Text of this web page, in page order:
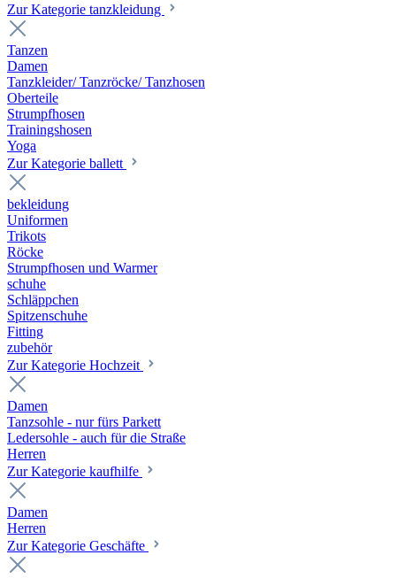
Zur Kategorie tanzkleidung
Tanzen
Damen
Tanzkleider/ Tanzröcke/ Tanzhosen
Oberteile
Strumpfhosen
Trainingshosen
Yoga
Zur Kategorie ballett
bekleidung
Uniformen
Trikots
Röcke
Strumpfhosen und Warmer
schuhe
Schläppchen
Spitzenschuhe
Fitting
zubehör
Zur Kategorie Hochzeit
Damen
Tanzsohle - nur fürs Parkett
Ledersohle - auch für die Straße
Herren
Zur Kategorie kaufhilfe
Damen
Herren
Zur Kategorie Geschäfte